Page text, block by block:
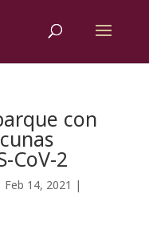
con
CoV-2
Feb 14, 2021 |